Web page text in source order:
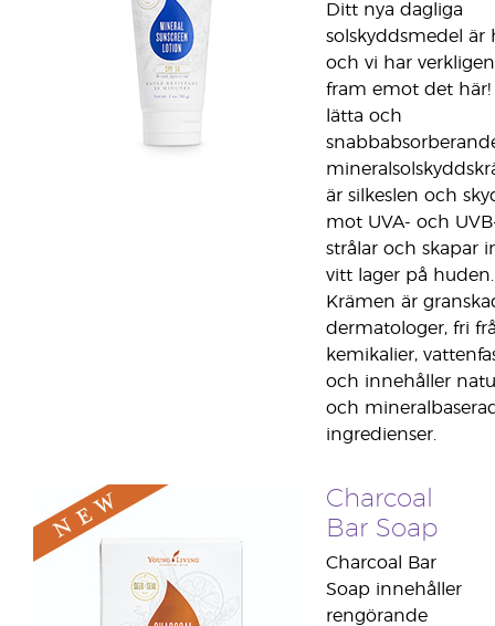
Ditt nya dagliga
solskyddsmedel är
och vi har
fram emot det här!
lätta och
är silkeslen och
mot UVA- och
strålar och skapar
vitt lager på huden.
Krämen är
dermatologer, fri
kemikalier,
och innehåller
och
ingredienser.
Charcoal
Bar Soap
Charcoal Bar
Soap innehåller
rengörande